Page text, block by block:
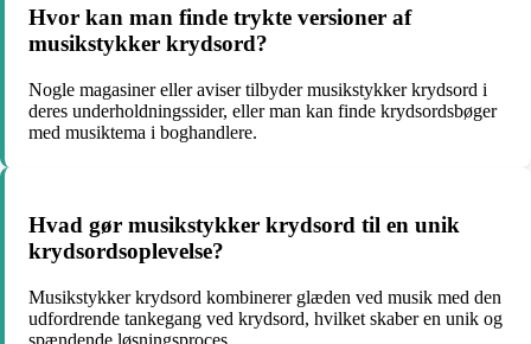
Hvor kan man finde trykte versioner af
musikstykker krydsord?
Nogle magasiner eller aviser tilbyder musikstykker krydsord i
deres underholdningssider, eller man kan finde krydsordsbøger
med musiktema i boghandlere.
Hvad gør musikstykker krydsord til en unik
krydsordsoplevelse?
Musikstykker krydsord kombinerer glæden ved musik med den
udfordrende tankegang ved krydsord, hvilket skaber en unik og
spændende løsningsproces.